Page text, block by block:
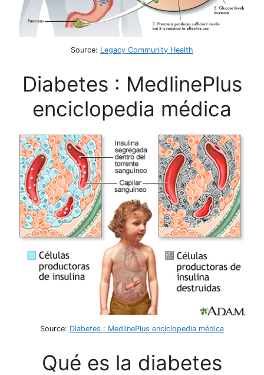
Source: Legacy Community Health
Diabetes : MedlinePlus
enciclopedia médica
Source: Diabetes : MedlinePlus enciclopedia médica
Qué es la diabetes